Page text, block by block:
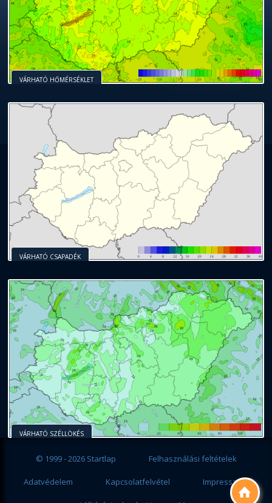

VÁRHATÓ HŐMÉRSÉKLET
VÁRHATÓ CSAPADÉK
VÁRHATÓ SZÉLLÖKÉS
© 1999 - 2026 Startlap Felhasználási feltételek
Adatvédelem Kapcsolatfelvétel Impresszum